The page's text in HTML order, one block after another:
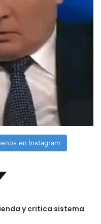
en Instagram
y critica sistema